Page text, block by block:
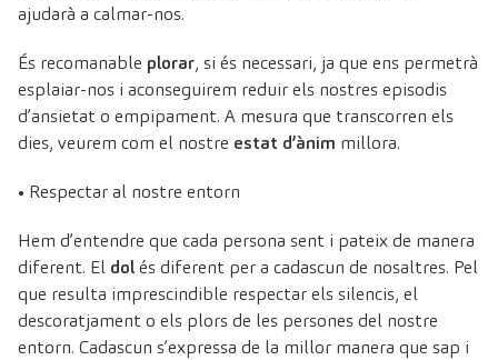
ajudarà a calmar-nos.
És recomanable plorar, si és necessari, ja que ens permetrà
esplaiar-nos i aconseguirem reduir els nostres episodis
d’ansietat o empipament. A mesura que transcorren els
dies, veurem com el nostre estat d’ànim millora.
• Respectar al nostre entorn
Hem d’entendre que cada persona sent i pateix de manera
diferent. El dolés diferent per a cadascun de nosaltres. Pel
que resulta imprescindible respectar els silencis, el
descoratjament o els plors de les persones del nostre
entorn. Cadascun s’expressa de la millor manera que sap i